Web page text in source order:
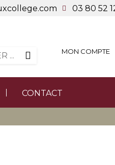
03 80 52
MON COMPTE
CONTACT